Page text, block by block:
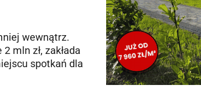
wewnątrz.
mln zł, zakłada
spotkań dla